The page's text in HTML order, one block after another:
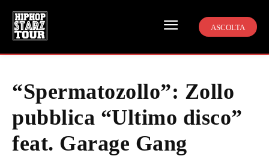
ASCOLTA
“Spermatozollo”: Zollo
pubblica “Ultimo disco”
feat. Garage Gang